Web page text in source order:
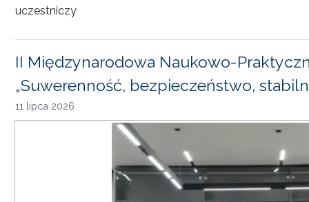
uczestniczy
II Międzynarodowa Naukowo-
„Suwerenność, bezpieczeństwo,
11 lipca 2026